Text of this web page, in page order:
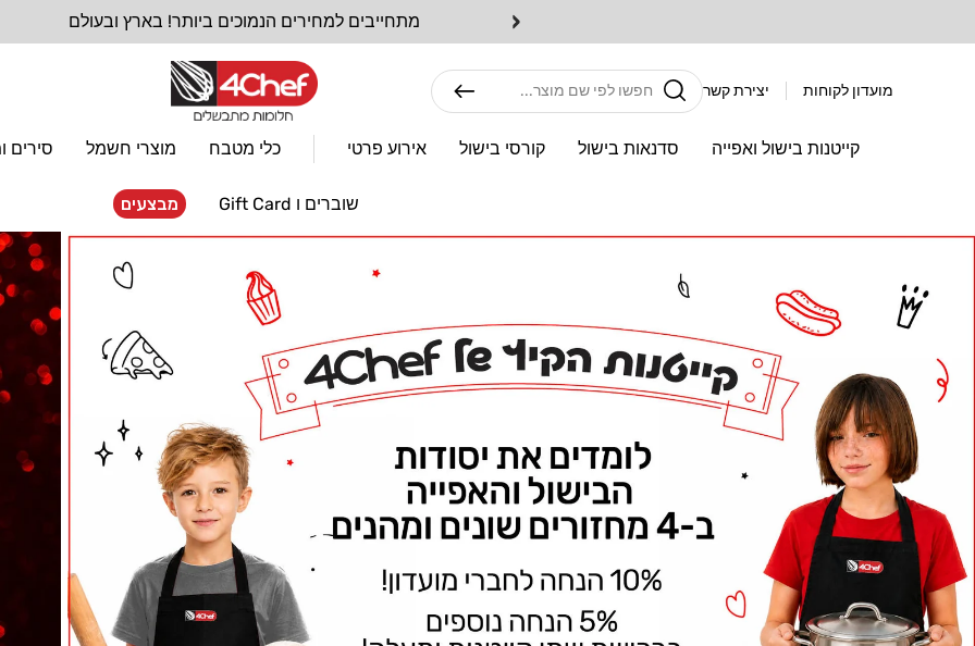
‹ מתחייבים למחירים הנמוכים ביותר! בארץ ובעולם
מועדון לקוחות יצירת קשר
קייטנות בישול ואפייה סדנאות בישול קורסי בישול אירוע פרטי כלי מטבח מוצרי חשמל סירים
שוברים ו Gift Card מבצעים